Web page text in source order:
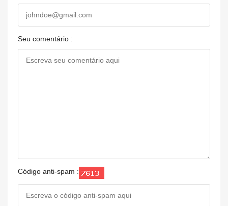
Seu comentário :
Código anti-spam :